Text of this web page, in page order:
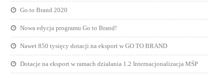
Go to Brand 2020
Nowa edycja programu Go to Brand!
Nawet 850 tysięcy dotacji na eksport w GO TO BRAND
Dotacje na eksport w ramach działania 1.2 Internacjonalizacja MŚP